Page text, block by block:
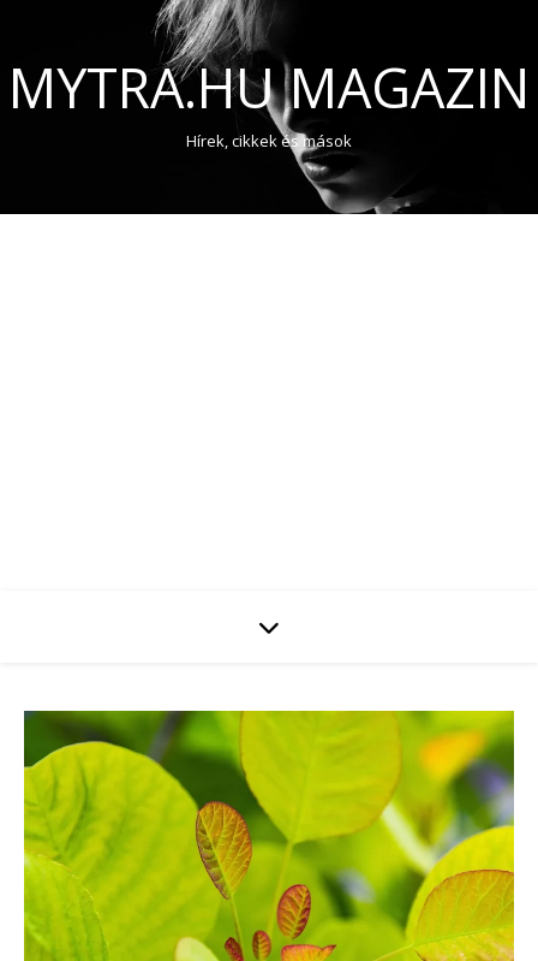
MYTRA.HU MAGAZIN
Hírek, cikkek és mások